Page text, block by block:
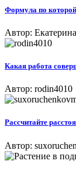
Формула по
Автор:
Какая работа
Автор: rodin4010
Рассчитайте
Автор: